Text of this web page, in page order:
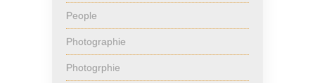
People
Photographie
Photogrphie